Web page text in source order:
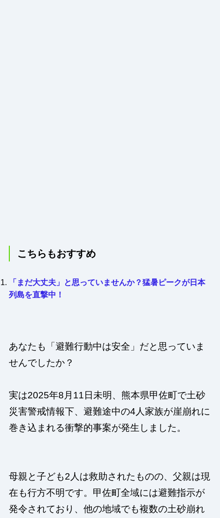
こちらもおすすめ
「まだ大丈夫」と思っていませんか？猛暑ピークが日本
列島を直撃中！
あなたも「避難行動中は安全」だと思っていま
せんでしたか？
実は2025年8月11日未明、熊本県甲佐町で土砂
災害警戒情報下、避難途中の4人家族が崖崩れに
巻き込まれる衝撃的事案が発生しました。
母親と子ども2人は救助されたものの、父親は現
在も行方不明です。甲佐町全域には避難指示が
発令されており、他の地域でも複数の土砂崩れ